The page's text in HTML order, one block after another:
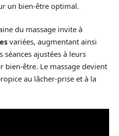
un bien-être optimal.
du massage invite à
variées, augmentant ainsi
séances ajustées à leurs
bien-être. Le massage devient
au lâcher-prise et à la